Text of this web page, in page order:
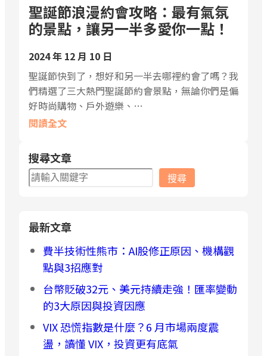
聖誕節浪漫約會攻略：最有氣氛
的景點，讓另一半多愛你一點！
2024 年 12 月 10 日
聖誕節快到了，想好和另一半去哪裡約會了嗎？我
們精選了三大熱門聖誕節約會景點，無論你們是偏
好時尚購物、戶外遊樂、…
閱讀全文
搜尋文章
搜
尋
搜尋
最新文章
費半技術性熊市：AI股修正原因、機構觀
點與3招應對
台幣貶破32元、美元持續走強！匯率變動
的3大原因與投資因應
VIX 恐慌指數是什麼？6 月市場兩度震
盪，讀懂 VIX，投資更有底氣